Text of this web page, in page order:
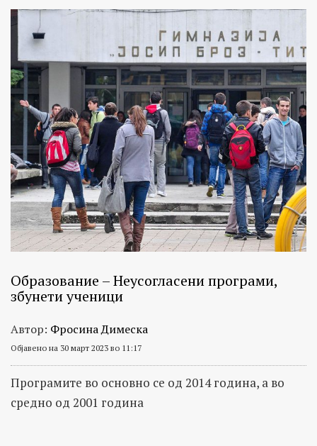
Образование – Неусогласени програми,
збунети ученици
Автор: Фросина Димеска
Објавено на 30 март 2023 во 11:17
Програмите во основно се од 2014 година, а во
средно од 2001 година